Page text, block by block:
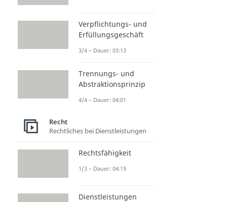
Verpflichtungs- und
Erfüllungsgeschäft
3/4 – Dauer: 03:13
Trennungs- und
Abstraktionsprinzip
4/4 – Dauer: 04:01
Recht
Rechtliches bei Dienstleistungen
Rechtsfähigkeit
1/3 – Dauer: 04:19
Dienstleistungen